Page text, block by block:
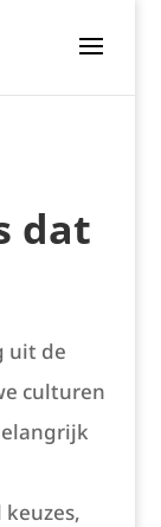
dat
uit de
culturen